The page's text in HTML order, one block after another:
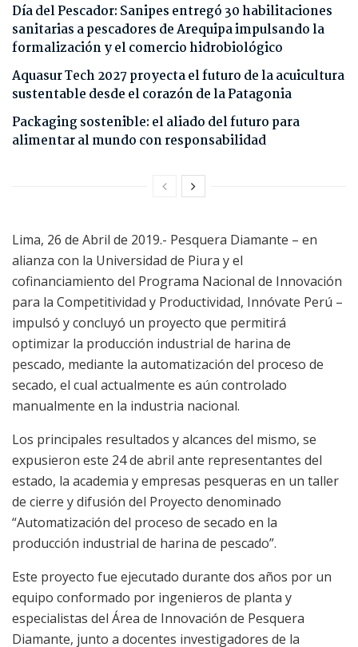
Día del Pescador: Sanipes entregó 30 habilitaciones
sanitarias a pescadores de Arequipa impulsando la
formalización y el comercio hidrobiológico
Aquasur Tech 2027 proyecta el futuro de la acuicultura
sustentable desde el corazón de la Patagonia
Packaging sostenible: el aliado del futuro para
alimentar al mundo con responsabilidad
Lima, 26 de Abril de 2019.- Pesquera Diamante – en
alianza con la Universidad de Piura y el
cofinanciamiento del Programa Nacional de Innovación
para la Competitividad y Productividad, Innóvate Perú –
impulsó y concluyó un proyecto que permitirá
optimizar la producción industrial de harina de
pescado, mediante la automatización del proceso de
secado, el cual actualmente es aún controlado
manualmente en la industria nacional.
Los principales resultados y alcances del mismo, se
expusieron este 24 de abril ante representantes del
estado, la academia y empresas pesqueras en un taller
de cierre y difusión del Proyecto denominado
“Automatización del proceso de secado en la
producción industrial de harina de pescado”.
Este proyecto fue ejecutado durante dos años por un
equipo conformado por ingenieros de planta y
especialistas del Área de Innovación de Pesquera
Diamante, junto a docentes investigadores de la